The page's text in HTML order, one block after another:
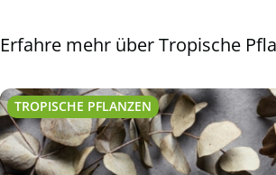
Erfahre mehr über Tropische
TROPISCHE PFLANZEN